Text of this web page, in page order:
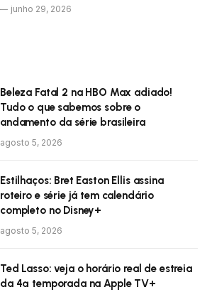
junho 29, 2026
Beleza Fatal 2 na HBO Max adiado!
Tudo o que sabemos sobre o
andamento da série brasileira
agosto 5, 2026
Estilhaços: Bret Easton Ellis assina
roteiro e série já tem calendário
completo no Disney+
agosto 5, 2026
Ted Lasso: veja o horário real de estreia
da 4ª temporada na Apple TV+